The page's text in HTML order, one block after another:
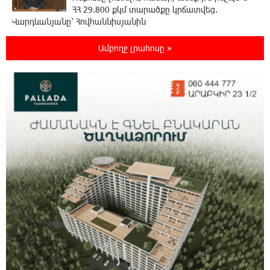
ՀՀ 29.800 քկմ տարածքը կրճատվեց.
Վարդևանյանը՝ Հովհաննիսյանին
15:00:46 6-08-2026
ներկայացրել է իր պրոդուկտներն ու
քարտային առաջարկները
14:40:31 6-08-2026
Ընդդիմությունը պետք է իր շուրջը
համախմբի արտախորհրդարանական բոլոր
ուժերին. Արեգ Սավգուլյան
14:34:52 6-08-2026
Կաթողիկոսի և հոգևոր դասի
ներկայացուցիչների նկատմամբ
հարուցված այս խայտառակ քրեական գործընթացը
իշխանության կողմից քաղաքական ուղիղ միջամտություն
է Եկեղեցու ներքին գործերին և ինքնավարությանը.
Ամբողջ լրահոսը »